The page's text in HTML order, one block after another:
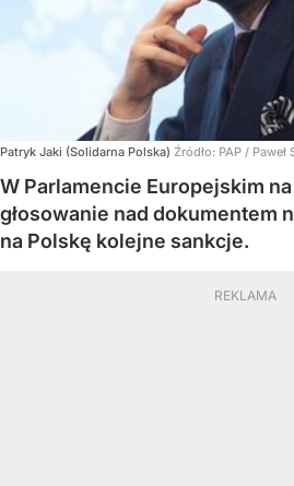
Patryk Jaki (Solidarna Polska) Źródło: PAP / Paweł
W Parlamencie Europejskim
głosowanie nad dokumentem
na Polskę kolejne sankcje.